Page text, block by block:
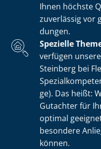
Ihnen höchste
zuverlässig vor
dun­gen.
Spezielle
verfügen
Steinberg bei
ge). Das heißt:
Gutachter für
optimal
besondere
können.